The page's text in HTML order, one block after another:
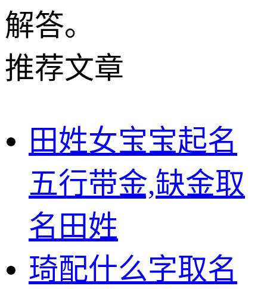
解答。
推荐文章
田姓女宝宝起名
五行带金,缺金取
名田姓
琦配什么字取名